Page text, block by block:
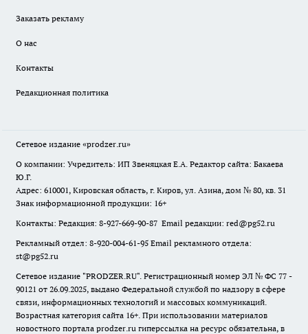
Заказать рекламу
О нас
Контакты
Редакционная политика
Сетевое издание «prodzer.ru»
О компании: Учредитель: ИП Звеняцкая Е.А. Редактор сайта: Бакаева
Ю.Г.
Адрес: 610001, Кировская область, г. Киров, ул. Азина, дом № 80, кв. 31
Знак информационной продукции: 16+
Контакты: Редакция: 8-927-669-90-87 Email редакции: red@pg52.ru
Рекламный отдел: 8-920-004-61-95 Email рекламного отдела:
st@pg52.ru
Сетевое издание "PRODZER.RU". Регистрационный номер ЭЛ № ФС 77 -
90121 от 26.09.2025, выдано Федеральной службой по надзору в сфере
связи, информационных технологий и массовых коммуникаций.
Возрастная категория сайта 16+. При использовании материалов
новостного портала prodzer.ru гиперссылка на ресурс обязательна, в